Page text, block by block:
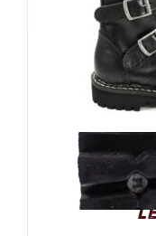
Angry
Gothic